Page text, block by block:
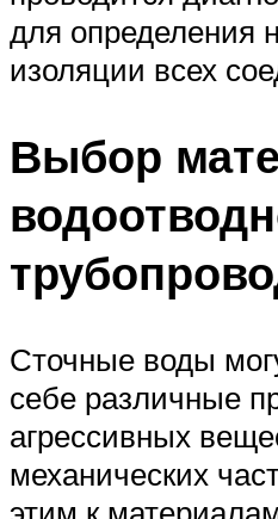
для определения
изоляции всех
Выбор
Сточные воды
себе различные
агрессивных
механических